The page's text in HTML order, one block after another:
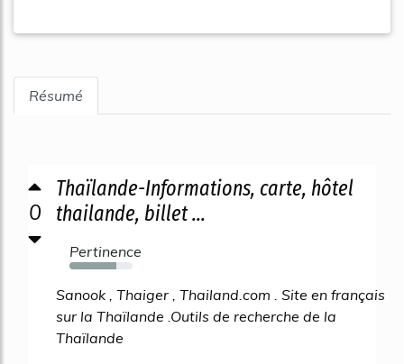
Résumé
0
Thaïlande-Informations, carte, hôtel
thailande, billet ...
Pertinence
74%
Sanook , Thaiger , Thailand.com . Site en français
sur la Thaïlande .Outils de recherche de la
Thaïlande